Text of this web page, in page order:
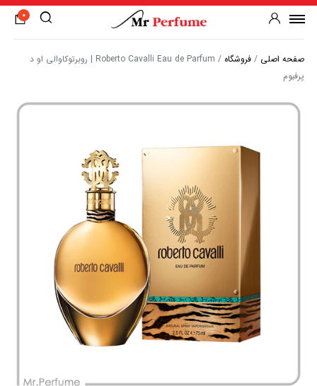
0
صفحه اصلی / فروشگاه /
Roberto Cavalli Eau de Parfum | روبرتوکاوالی او د
پرفیوم